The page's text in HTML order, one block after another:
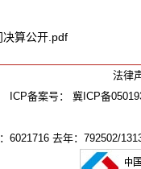
算公开.pdf
法律
ICP备案号：
冀ICP备
6021716 去年：792502/